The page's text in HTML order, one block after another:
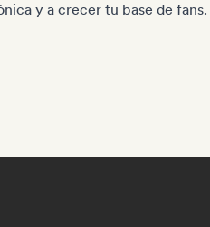
y a crecer tu base de fans.